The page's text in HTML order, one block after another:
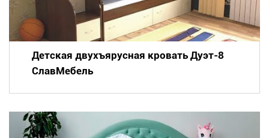
Детская двухъярусная кровать Дуэт-8
СлавМебель